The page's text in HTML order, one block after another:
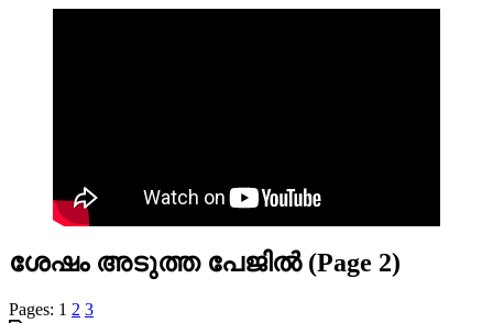
ശേഷം അടുത്ത പേജിൽ (Page 2)
Pages: 1 2 3